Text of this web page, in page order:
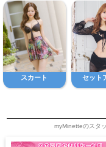
スカート セット
myMinetteのスタ